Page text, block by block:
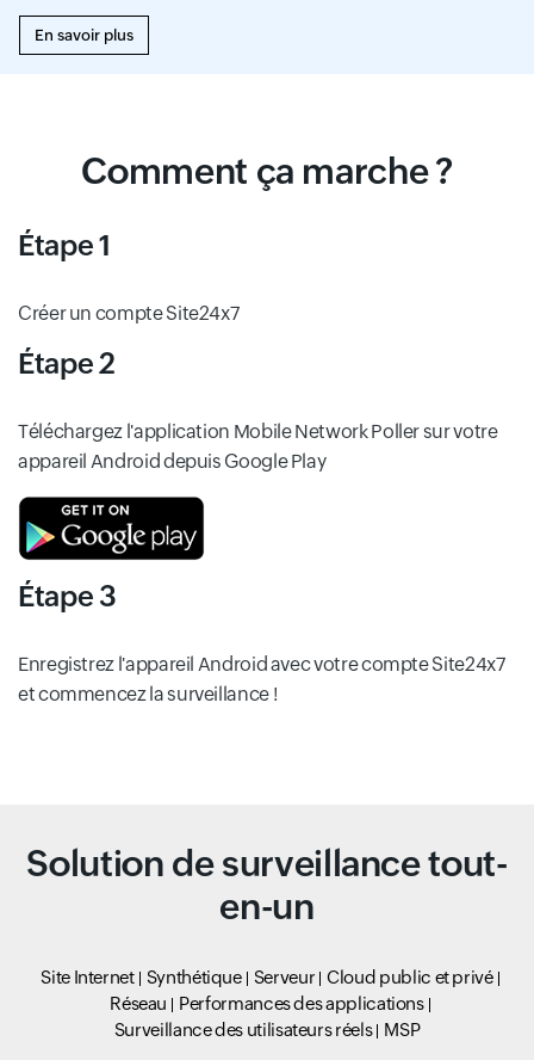
En savoir plus
Comment ça marche ?
Étape 1
Créer un compte Site24x7
Étape 2
Téléchargez l'application Mobile Network Poller sur votre
appareil Android depuis Google Play
Étape 3
Enregistrez l'appareil Android avec votre compte Site24x7
et commencez la surveillance !
Solution de surveillance tout-
en-un
Site Internet Synthétique Serveur
Cloud public et privé
Réseau
Performances des applications
Surveillance des utilisateurs réels
MSP